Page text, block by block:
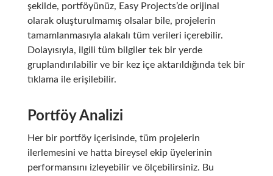
şekilde, portföyünüz, Easy Projects’de orijinal
olarak oluşturulmamış olsalar bile, projelerin
tamamlanmasıyla alakalı tüm verileri içerebilir.
Dolayısıyla, ilgili tüm bilgiler tek bir yerde
gruplandırılabilir ve bir kez içe aktarıldığında tek bir
tıklama ile erişilebilir.
Portföy Analizi
Her bir portföy içerisinde, tüm projelerin
ilerlemesini ve hatta bireysel ekip üyelerinin
performansını izleyebilir ve ölçebilirsiniz. Bu